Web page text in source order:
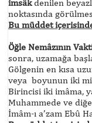
imsâkdenilen
noktasında
Bu müddet
Öğle Nemâzının
sonra, uzamağa
Gölgenin en kısa
veya boyunun iki
Birincisi iki imâma,
Muhammede ve
İmâm-ı a’zam Ebû